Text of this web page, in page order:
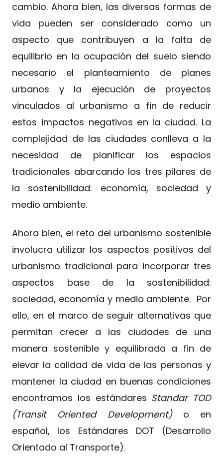
cambio. Ahora bien, las diversas formas de
vida pueden ser considerado como un
aspecto que contribuyen a la falta de
equilibrio en la ocupación del suelo siendo
necesario el planteamiento de planes
urbanos y la ejecución de proyectos
vinculados al urbanismo a fin de reducir
estos impactos negativos en la ciudad. La
complejidad de las ciudades conlleva a la
necesidad de planificar los espacios
tradicionales abarcando los tres pilares de
la sostenibilidad: economía, sociedad y
medio ambiente.
Ahora bien, el reto del urbanismo sostenible
involucra utilizar los aspectos positivos del
urbanismo tradicional para incorporar tres
aspectos base de la sostenibilidad:
sociedad, economía y medio ambiente. Por
ello, en el marco de seguir alternativas que
permitan crecer a las ciudades de una
manera sostenible y equilibrada a fin de
elevar la calidad de vida de las personas y
mantener la ciudad en buenas condiciones
encontramos los estándares Standar TOD
(Transit Oriented Development)o en
español, los Estándares DOT (Desarrollo
Orientado al Transporte).